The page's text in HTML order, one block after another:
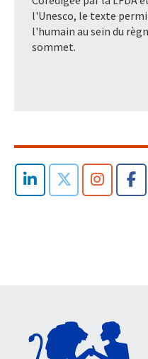
l'Unesco, le texte
l'humain au sein du
sommet.